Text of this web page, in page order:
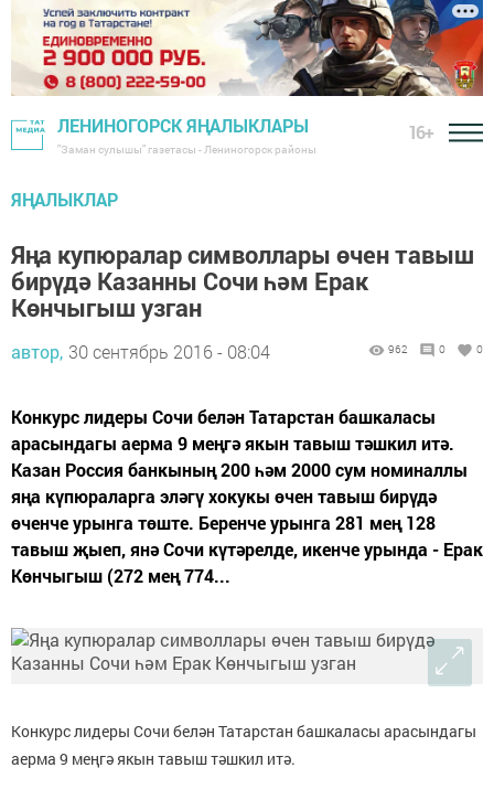
ЛЕНИНОГОРСК ЯҢАЛЫКЛАРЫ
"Заман сулышы" газетасы - Лениногорск районы
16+
ЯҢАЛЫКЛАР
Яңа купюралар символлары өчен тавыш
бирүдә Казанны Сочи һәм Ерак
Көнчыгыш узган
автор, 30 сентябрь 2016 - 08:04 962 0 0
Конкурс лидеры Сочи белән Татарстан башкаласы
арасындагы аерма 9 меңгә якын тавыш тәшкил итә.
Казан Россия банкының 200 һәм 2000 сум номиналлы
яңа күпюраларга эләгү хокукы өчен тавыш бирүдә
өченче урынга төште. Беренче урынга 281 мең 128
тавыш җыеп, янә Сочи күтәрелде, икенче урында - Ерак
Көнчыгыш (272 мең 774...
Конкурс лидеры Сочи белән Татарстан башкаласы арасындагы
аерма 9 меңгә якын тавыш тәшкил итә.